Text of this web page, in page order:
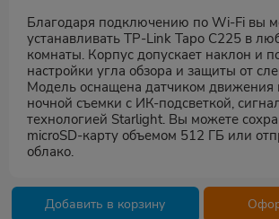
Благодаря подключению по Wi-Fi вы
устанавливать TP-Link Tapo C225 в
комнаты. Корпус допускает наклон и
настройки угла обзора и защиты от
Модель оснащена датчиком
ночной съемки с ИК-подсветкой,
технологией Starlight. Вы можете
microSD-карту объемом 512 ГБ или
облако.
Добавить в корзину